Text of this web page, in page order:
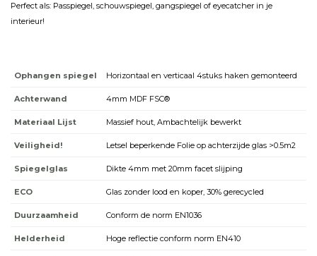
Perfect als: Passpiegel, schouwspiegel, gangspiegel of eyecatcher in je
interieur!
Ophangen spiegel Horizontaal en verticaal 4stuks haken gemonteerd
Achterwand 4mm MDF FSC®
Materiaal Lijst Massief hout, Ambachtelijk bewerkt
Veiligheid! Letsel beperkende Folie op achterzijde glas >0.5m2
Spiegelglas Dikte 4mm met 20mm facet slijping
ECO Glas zonder lood en koper, 30% gerecycled
Duurzaamheid Conform de norm EN1036
Helderheid Hoge reflectie conform norm EN410